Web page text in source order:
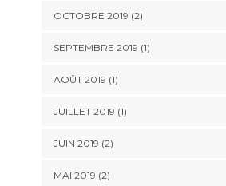
OCTOBRE 2019 (2)
SEPTEMBRE 2019 (1)
AOÛT 2019 (1)
JUILLET 2019 (1)
JUIN 2019 (2)
MAI 2019 (2)